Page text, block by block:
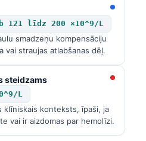
121 līdz 200 ×10^9/L
smadzeņu kompensāciju
vai straujas atlabšanas dēļ.
steidzams
L
klīniskais konteksts, īpaši, ja
vai ir aizdomas par hemolīzi.